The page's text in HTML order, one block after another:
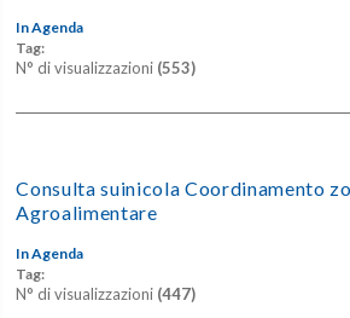
In Agenda
Tag:
N° di visualizzazioni (553)
Consulta suinicola Coordinamento
Agroalimentare
In Agenda
Tag:
N° di visualizzazioni (447)